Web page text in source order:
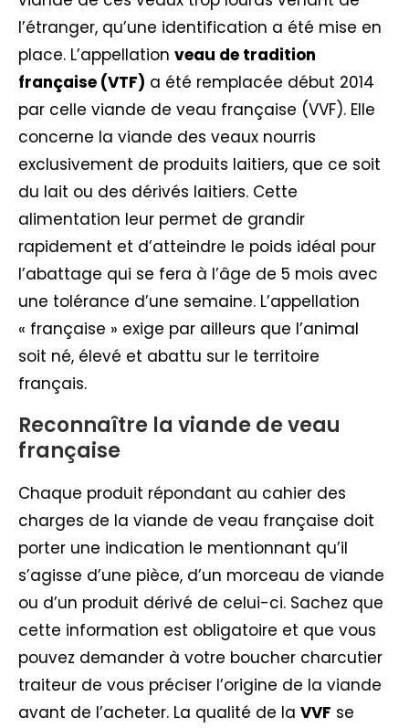
l’étranger, qu’une identification a été mise en
place. L’appellation veau de tradition
française (VTF) a été remplacée début 2014
par celle viande de veau française (VVF). Elle
concerne la viande des veaux nourris
exclusivement de produits laitiers, que ce soit
du lait ou des dérivés laitiers. Cette
alimentation leur permet de grandir
rapidement et d’atteindre le poids idéal pour
l’abattage qui se fera à l’âge de 5 mois avec
une tolérance d’une semaine. L’appellation
« française » exige par ailleurs que l’animal
soit né, élevé et abattu sur le territoire
français.
Reconnaître la viande de veau
française
Chaque produit répondant au cahier des
charges de la viande de veau française doit
porter une indication le mentionnant qu’il
s’agisse d’une pièce, d’un morceau de viande
ou d’un produit dérivé de celui-ci. Sachez que
cette information est obligatoire et que vous
pouvez demander à votre boucher charcutier
traiteur de vous préciser l’origine de la viande
avant de l’acheter. La qualité de la VVF se